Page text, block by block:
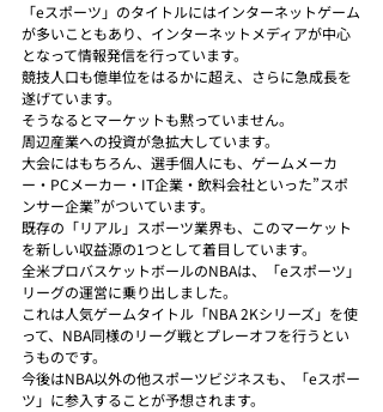
「eスポーツ」のタイトルにはインターネットゲーム
が多いこともあり、インターネットメディアが中心
となって情報発信を行っています。
競技人口も億単位をはるかに超え、さらに急成長を
遂げています。
そうなるとマーケットも黙っていません。
周辺産業への投資が急拡大しています。
大会にはもちろん、選手個人にも、ゲームメーカ
ー・PCメーカー・IT企業・飲料会社といった”スポ
ンサー企業”がついています。
既存の「リアル」スポーツ業界も、このマーケット
を新しい収益源の1つとして着目しています。
全米プロバスケットボールのNBAは、「eスポーツ」
リーグの運営に乗り出しました。
これは人気ゲームタイトル「NBA 2Kシリーズ」を使
って、NBA同様のリーグ戦とプレーオフを行うとい
うものです。
今後はNBA以外の他スポーツビジネスも、「eスポー
ツ」に参入することが予想されます。